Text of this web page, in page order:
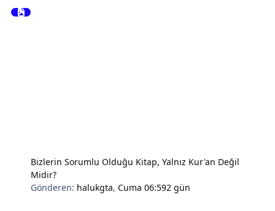
Bizlerin Sorumlu Olduğu Kitap, Yalnız Kur'an Değil
Midir?
Gönderen: halukgta,Cuma 06:592 gün